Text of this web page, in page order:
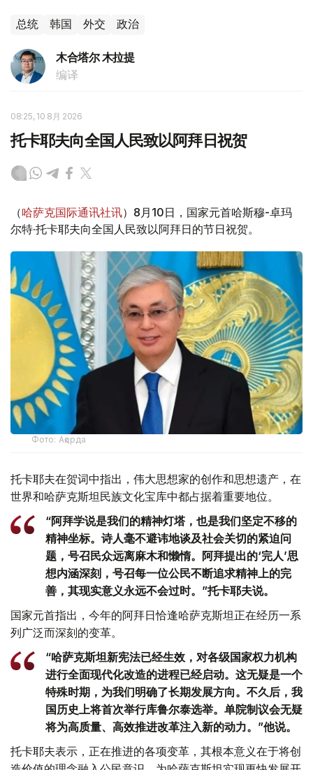
总统 韩国 外交 政治
木合塔尔 木拉提
编译
08:25, 10 8月 2026
托卡耶夫向全国人民致以阿拜日祝贺
（哈萨克国际通讯社讯）8月10日，国家元首哈斯穆-卓玛
尔特·托卡耶夫向全国人民致以阿拜日的节日祝贺。
Фото: Ақорда
托卡耶夫在贺词中指出，伟大思想家的创作和思想遗产，在
世界和哈萨克斯坦民族文化宝库中都占据着重要地位。
“阿拜学说是我们的精神灯塔，也是我们坚定不移的
精神坐标。诗人毫不避讳地谈及社会关切的紧迫问
题，号召民众远离麻木和懒惰。阿拜提出的‘完人’思
想内涵深刻，号召每一位公民不断追求精神上的完
善，其现实意义永远不会过时。”托卡耶夫说。
国家元首指出，今年的阿拜日恰逢哈萨克斯坦正在经历一系
列广泛而深刻的变革。
“哈萨克斯坦新宪法已经生效，对各级国家权力机构
进行全面现代化改造的进程已经启动。这无疑是一个
特殊时期，为我们明确了长期发展方向。不久后，我
国历史上将首次举行库鲁尔泰选举。单院制议会无疑
将为高质量、高效推进改革注入新的动力。”他说。
托卡耶夫表示，正在推进的各项变革，其根本意义在于将创